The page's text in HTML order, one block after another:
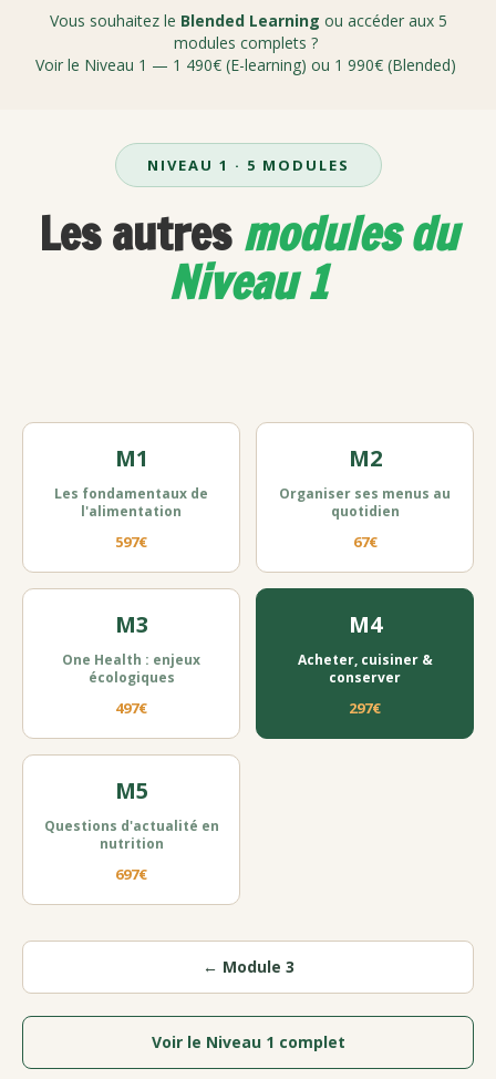
Vous souhaitez le Blended Learning ou accéder aux 5
modules complets ?
Voir le Niveau 1 — 1 490€ (E-learning) ou 1 990€ (Blended)
NIVEAU 1 · 5 MODULES
Les autresmodules du
Niveau 1
M1
Les fondamentaux de
l'alimentation
597€
M2
Organiser ses menus au
quotidien
67€
M3
One Health : enjeux
écologiques
497€
M4
Acheter, cuisiner &
conserver
297€
M5
Questions d'actualité en
nutrition
697€
← Module 3
Voir le Niveau 1 complet